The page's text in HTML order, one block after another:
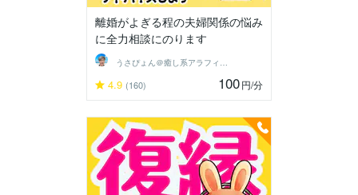
離婚がよぎる程の夫婦関係の悩み
に全力相談にのります
うさぴょん＠癒し系アラフィフ心寄り添い人
4.9 (160) 100円/分